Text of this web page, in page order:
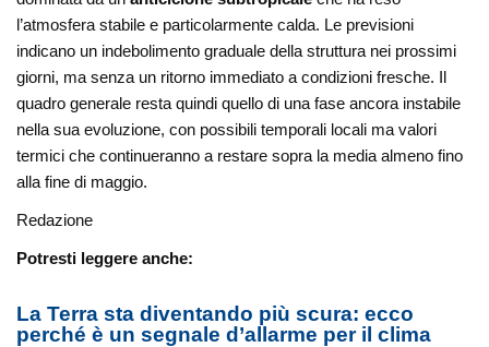
l’atmosfera stabile e particolarmente calda. Le previsioni
indicano un indebolimento graduale della struttura nei prossimi
giorni, ma senza un ritorno immediato a condizioni fresche. Il
quadro generale resta quindi quello di una fase ancora instabile
nella sua evoluzione, con possibili temporali locali ma valori
termici che continueranno a restare sopra la media almeno fino
alla fine di maggio.
Redazione
Potresti leggere anche:
La Terra sta diventando più scura: ecco
perché è un segnale d’allarme per il clima